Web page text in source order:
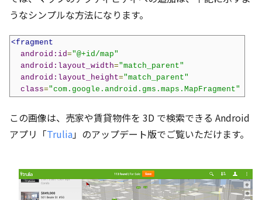
うなシンプルな方法になります。
<fragment
android:id="@+id/map"
android:layout_width="match_parent"
android:layout_height="match_parent"
class="com.google.android.gms.maps.MapFragment"
この画像は、売家や賃貸物件を 3D で検索できる Android
アプリ「Trulia」のアップデート版でご覧いただけます。